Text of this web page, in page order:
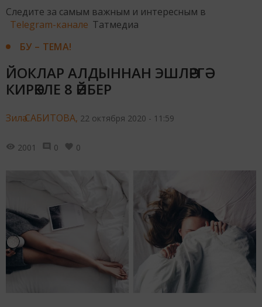
Следите за самым важным и интересным в
Telegram-канале Татмедиа
БУ – ТЕМА!
ЙОКЛАР АЛДЫННАН ЭШЛӘРГӘ
КИРӘКЛЕ 8 ӘЙБЕР
Зилә САБИТОВА, 22 октября 2020 - 11:59
2001 0 0